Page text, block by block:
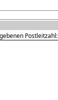
Postleitzahl: